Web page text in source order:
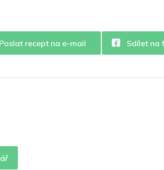
Poslat recept na e-mail Sdílet na